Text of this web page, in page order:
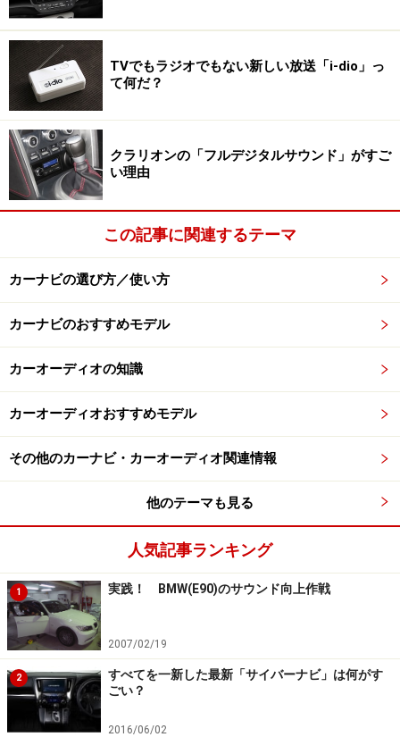
1/6 次のページへ
TVでもラジオでもない新しい放送「i-dio」っ
て何だ？
クラリオンの「フルデジタルサウンド」がすご
い理由
この記事に関連するテーマ
カーナビの選び方／使い方
カーナビのおすすめモデル
カーオーディオの知識
カーオーディオおすすめモデル
その他のカーナビ・カーオーディオ関連情報
他のテーマも見る
人気記事ランキング
1 実践！ BMW(E90)のサウンド向上作戦
2007/02/19
2
すべてを一新した最新「サイバーナビ」は何がす
ごい？
2016/06/02